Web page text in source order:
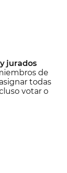
jurados
de
todas
votar o